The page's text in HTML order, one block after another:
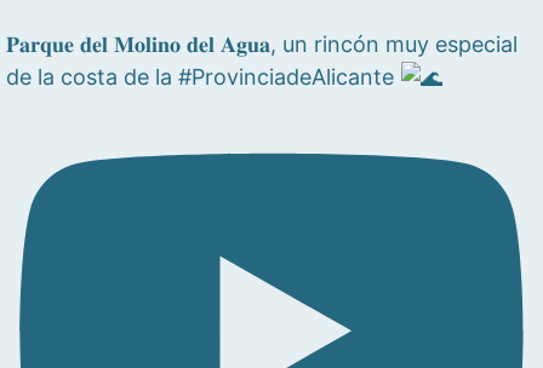
𝐏𝐚𝐫𝐪𝐮𝐞 𝐝𝐞𝐥 𝐌𝐨𝐥𝐢𝐧𝐨 𝐝𝐞𝐥 𝐀𝐠𝐮𝐚, un rincón muy especial
de la costa de la #ProvinciadeAlicante